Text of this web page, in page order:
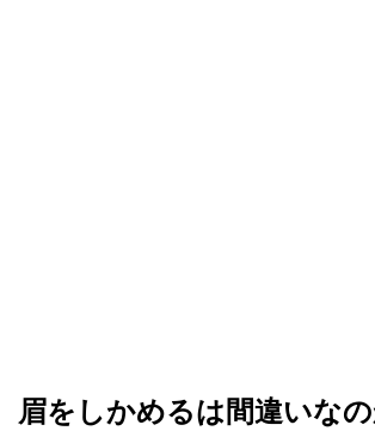
眉をしかめるは間違いな